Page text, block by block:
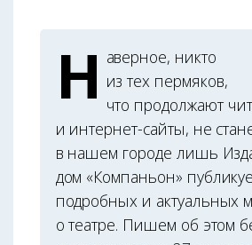
Н аверное, никто
из тех пермяков,
что продолжают
и интернет-сайты, не
в нашем городе лишь
дом «Компаньон»
подробных и актуальных
о театре. Пишем об этом